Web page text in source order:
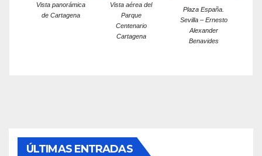
Vista panorámica
de Cartagena
Vista aérea del
Parque
Centenario
Cartagena
Plaza España.
Sevilla – Ernesto
Alexander
Benavides
ÚLTIMAS ENTRADAS